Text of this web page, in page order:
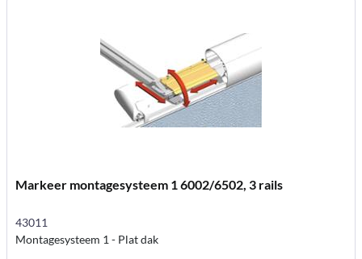
Markeer montagesysteem 1 6002/6502, 3 rails
43011
Montagesysteem 1 - Plat dak